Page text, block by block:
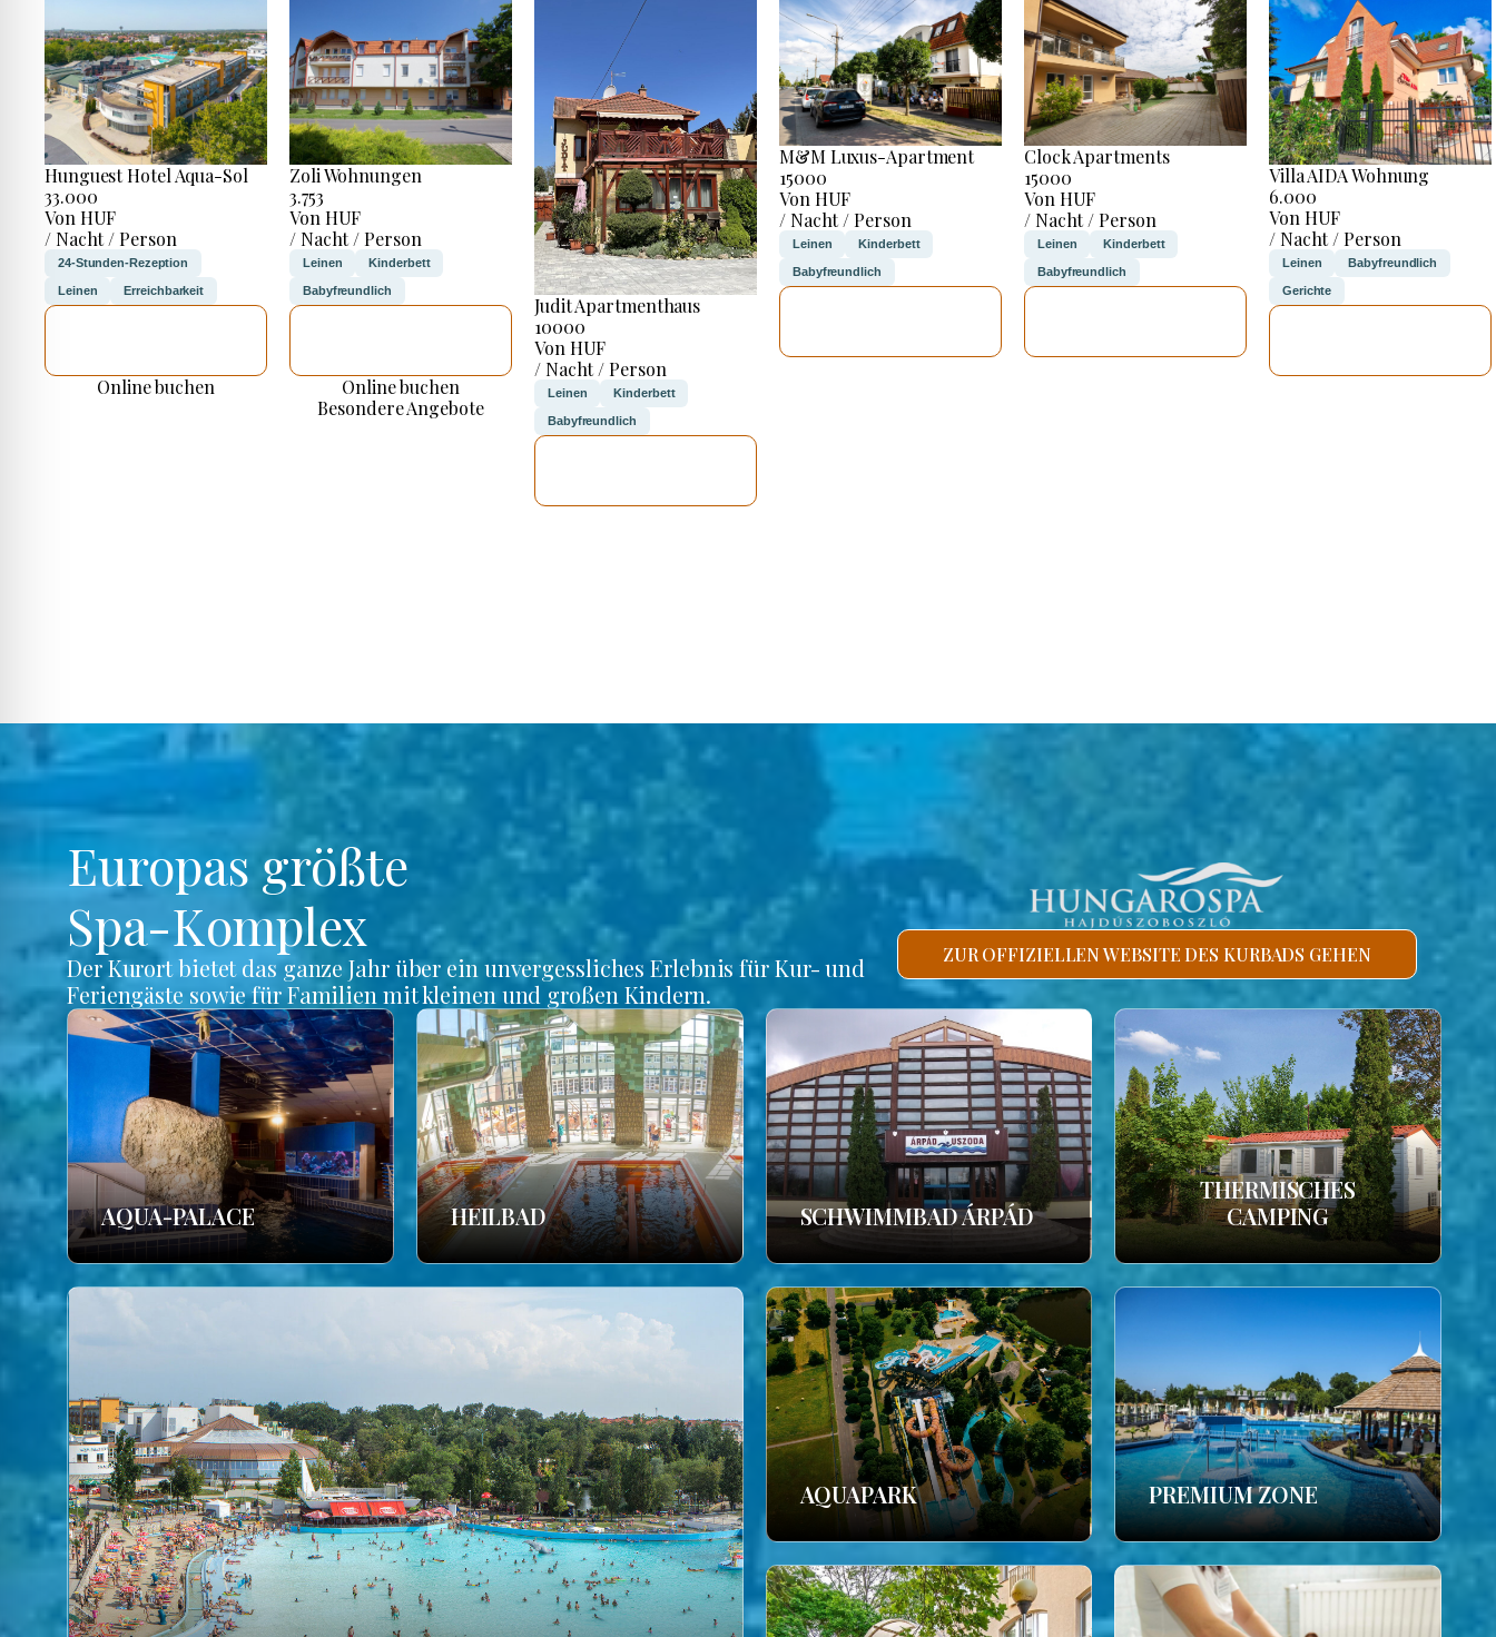
Hunguest Hotel Aqua-Sol
33.000
Von HUF
/ Nacht / Person
24-Stunden-Rezeption
Leinen Erreichbarkeit
Online buchen
Zoli Wohnungen
3.753
Von HUF
/ Nacht / Person
Leinen Kinderbett
Babyfreundlich
Online buchen
Besondere Angebote
Judit Apartmenthaus
10000
Von HUF
/ Nacht / Person
Leinen Kinderbett
Babyfreundlich
M&M Luxus-Apartment
15000
Von HUF
/ Nacht / Person
Leinen Kinderbett
Babyfreundlich
Clock Apartments
15000
Von HUF
/ Nacht / Person
Leinen Kinderbett
Babyfreundlich
Villa AIDA Wohnung
6.000
Von HUF
/ Nacht / Person
Leinen Babyfreundlich
Gerichte
Europas größte
Spa-Komplex
Der Kurort bietet das ganze Jahr über ein unvergessliches Erlebnis für Kur- und
Feriengäste sowie für Familien mit kleinen und großen Kindern.
ZUR OFFIZIELLEN WEBSITE DES KURBADS GEHEN
AQUA-PALACE HEILBAD SCHWIMMBAD ÁRPÁD
THERMISCHES
CAMPING
AQUAPARK PREMIUM ZONE